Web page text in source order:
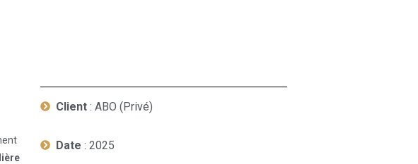
Client : ABO (Privé)
Date : 2025